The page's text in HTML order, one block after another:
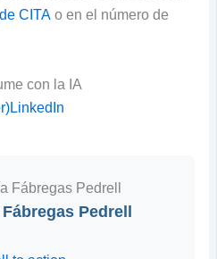
CITAo en el número de
con la IA
LinkedIn
Pedrell